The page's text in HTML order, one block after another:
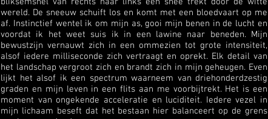
wereld. De sneeuw schuift los en komt met een bloedvaart op me
af. Instinctief wentel ik om mijn as, gooi mijn benen in de lucht en
voordat ik het weet suis ik in een lawine naar beneden. Mijn
bewustzijn vernauwt zich in een ommezien tot grote intensiteit,
alsof iedere milliseconde zich vertraagt en oprekt. Elk detail van
het landschap vergroot zich en brandt zich in mijn geheugen. Even
lijkt het alsof ik een spectrum waarneem van driehonderdzestig
graden en mijn leven in een flits aan me voorbijtrekt. Het is een
moment van ongekende acceleratie en luciditeit. Iedere vezel in
mijn lichaam beseft dat het bestaan hier balanceert op de grens